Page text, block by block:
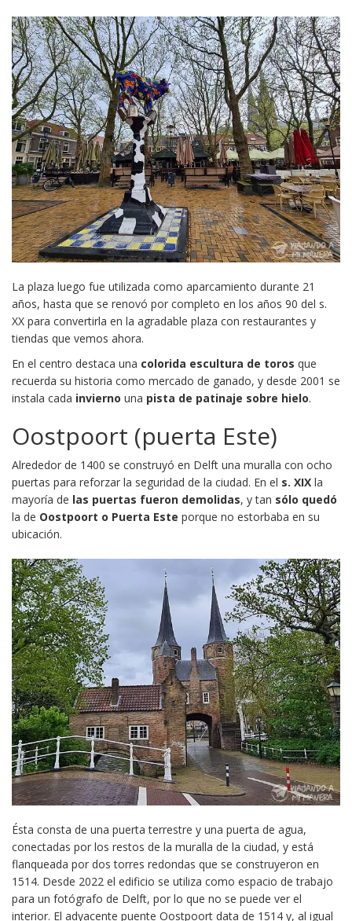
La plaza luego fue utilizada como aparcamiento durante 21
años, hasta que se renovó por completo en los años 90 del s.
XX para convertirla en la agradable plaza con restaurantes y
tiendas que vemos ahora.
En el centro destaca una colorida escultura de toros que
recuerda su historia como mercado de ganado, y desde 2001 se
instala cada invierno una pista de patinaje sobre hielo.
Oostpoort (puerta Este)
Alrededor de 1400 se construyó en Delft una muralla con ocho
puertas para reforzar la seguridad de la ciudad. En el s. XIX la
mayoría de las puertas fueron demolidas, y tan sólo quedó
la de Oostpoort o Puerta Este porque no estorbaba en su
ubicación.
Ésta consta de una puerta terrestre y una puerta de agua,
conectadas por los restos de la muralla de la ciudad, y está
flanqueada por dos torres redondas que se construyeron en
1514. Desde 2022 el edificio se utiliza como espacio de trabajo
para un fotógrafo de Delft, por lo que no se puede ver el
interior. El adyacente puente Oostpoort data de 1514 y, al igual